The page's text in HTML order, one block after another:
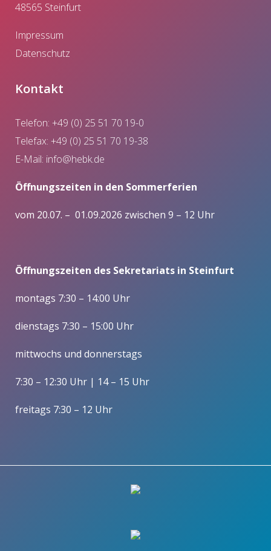
48565 Steinfurt
Impressum
Datenschutz
Kontakt
Telefon: +49 (0) 25 51 70 19-0
Telefax: +49 (0) 25 51 70 19-38
E-Mail: info@hebk.de
Öffnungszeiten in den Sommerferien
vom 20.07. – 01.09.2026 zwischen 9 – 12 Uhr
Öffnungszeiten des Sekretariats in Steinfurt
montags 7:30 – 14:00 Uhr
dienstags 7:30 – 15:00 Uhr
mittwochs und donnerstags
7:30 – 12:30 Uhr | 14 – 15 Uhr
freitags 7:30 – 12 Uhr